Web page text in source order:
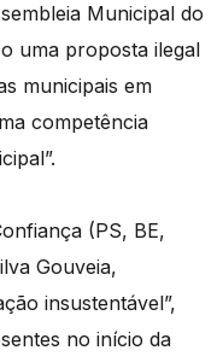
Municipal do
uma proposta ilegal
municipais em
competência
(PS, BE,
Gouveia,
insustentável”,
no início da